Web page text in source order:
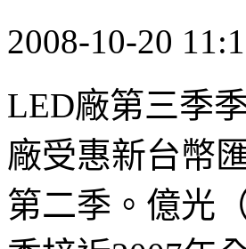
2008-10-20
LED廠第三季
廠受惠新台幣
第二季。億光